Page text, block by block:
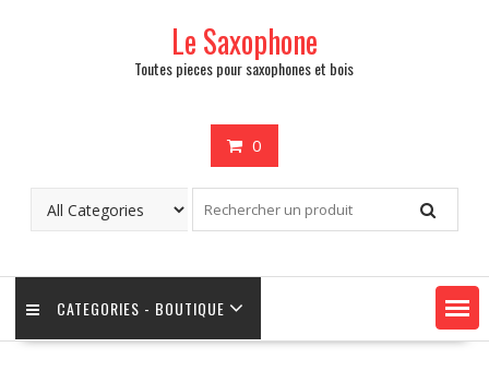
Le Saxophone
Toutes pieces pour saxophones et bois
0
CATEGORIES - BOUTIQUE